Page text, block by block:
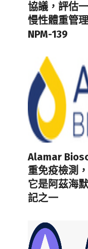
協議，評估
慢性體重管
NPM-139
Alamar
重免疫檢測
它是阿茲海
記之一